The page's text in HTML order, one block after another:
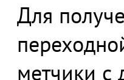
Для
метчики с